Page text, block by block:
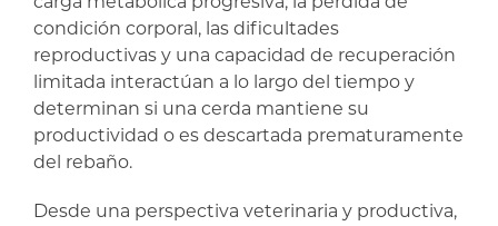
condición corporal, las dificultades
reproductivas y una capacidad de recuperación
limitada interactúan a lo largo del tiempo y
determinan si una cerda mantiene su
productividad o es descartada prematuramente
del rebaño.
Desde una perspectiva veterinaria y productiva,